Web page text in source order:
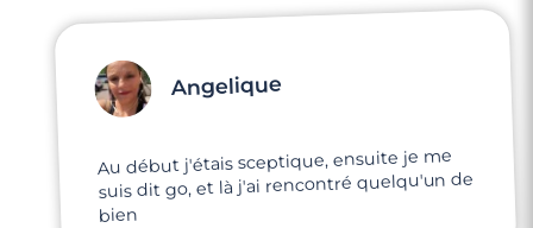
Angelique
Au début j'étais sceptique, ensuite je me
suis dit go, et là j'ai rencontré quelqu'un de
bien